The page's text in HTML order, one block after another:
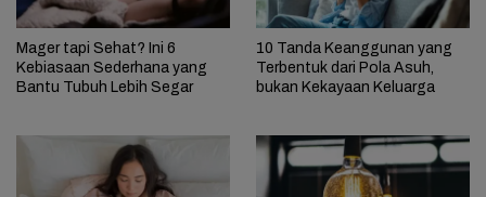
Mager tapi Sehat? Ini 6
Kebiasaan Sederhana yang
Bantu Tubuh Lebih Segar
10 Tanda Keanggunan yang
Terbentuk dari Pola Asuh,
bukan Kekayaan Keluarga